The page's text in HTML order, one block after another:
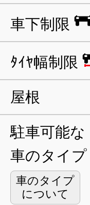
車下制限
ﾀｲﾔ幅制限
屋根
駐車可能な
車のタイプ
車のタイプ
について